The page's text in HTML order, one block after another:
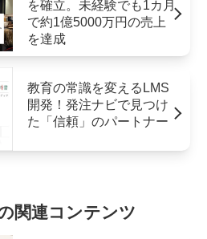
を確立。未経験でも1カ月
で約1億5000万円の売上
を達成
教育の常識を変えるLMS
開発！発注ナビで見つけ
た「信頼」のパートナー
関連コンテンツ